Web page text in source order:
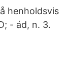
henholdsvis
- ád, n. 3.